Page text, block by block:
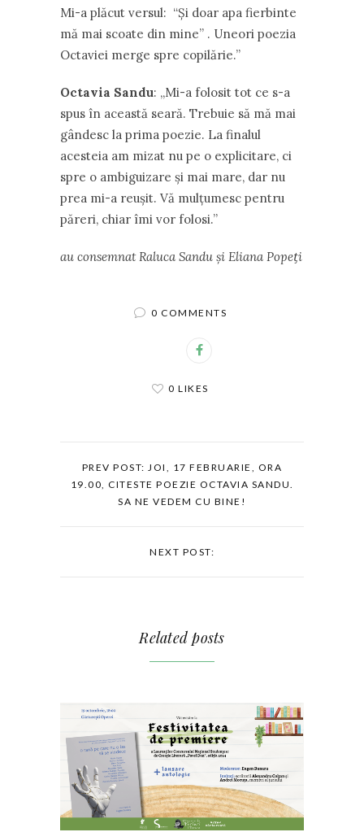
Mi-a plăcut versul: “Și doar apa fierbinte
mă mai scoate din mine” . Uneori poezia
Octaviei merge spre copilărie.’’
Octavia Sandu: ,,Mi-a folosit tot ce s-a
spus în această seară. Trebuie să mă mai
gândesc la prima poezie. La finalul
acesteia am mizat nu pe o explicitare, ci
spre o ambiguizare și mai mare, dar nu
prea mi-a reușit. Vă mulțumesc pentru
păreri, chiar îmi vor folosi.’’
au consemnat Raluca Sandu şi Eliana Popeƫi
0 COMMENTS
0 LIKES
PREV POST: JOI, 17 FEBRUARIE, ORA
19.00, CITESTE POEZIE OCTAVIA SANDU.
SA NE VEDEM CU BINE!
NEXT POST:
Related posts